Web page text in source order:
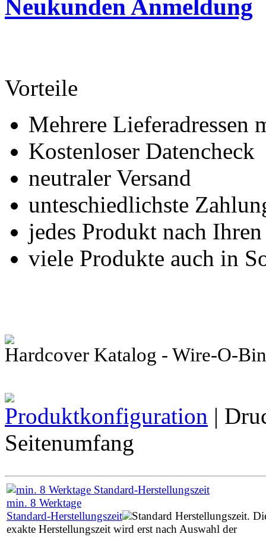
Neukunden Anmeldung
Vorteile
Mehrere Lieferadressen
Kostenloser Datencheck
neutraler Versand
unteschiedlichste
jedes Produkt nach
viele Produkte auch in
Hardcover Katalog - Wire-O-
Produktkonfiguration |
Seitenumfang
min. 8 Werktage
Standard-Herstellungszeit
Standard Herstellungszeit.
exakte Herstellungszeit wird erst nach Auswahl der